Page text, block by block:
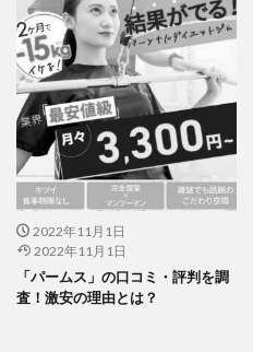
2022年11月1日
2022年11月1日
「パームス」の口コミ・評判を調
査！激安の理由とは？